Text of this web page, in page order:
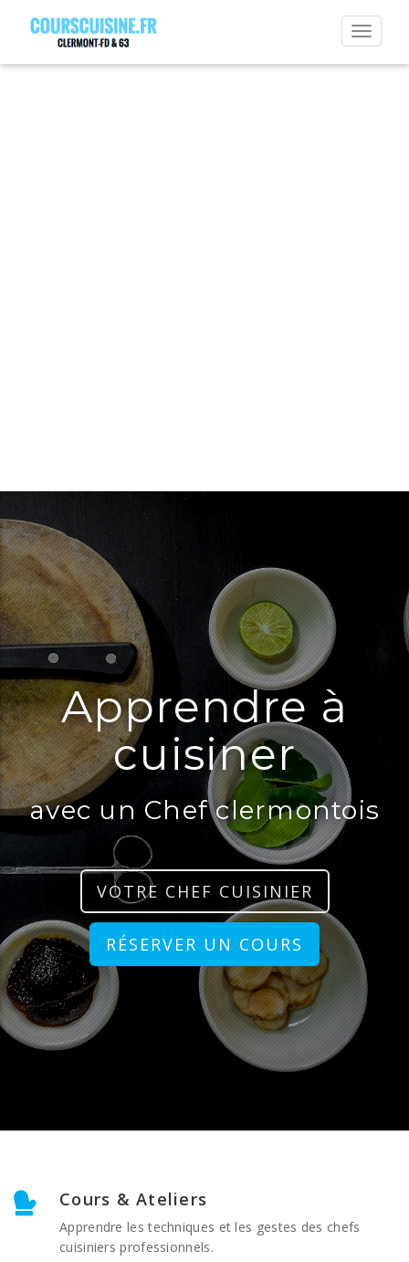
Apprendre à
cuisiner
avec un Chef clermontois
VOTRE CHEF CUISINIER
RÉSERVER UN COURS
Cours & Ateliers
Apprendre les techniques et les gestes des chefs
cuisiniers professionnels.